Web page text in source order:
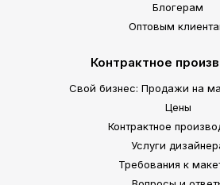
Блогерам
Оптовым
Контрактное
Свой бизнес: Продажи на
Цены
Контрактное
Услуги
Требования к